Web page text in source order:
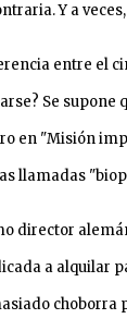
Y a veces,
entre el
Se supone
en "Misión
llamadas
director
a alquilar